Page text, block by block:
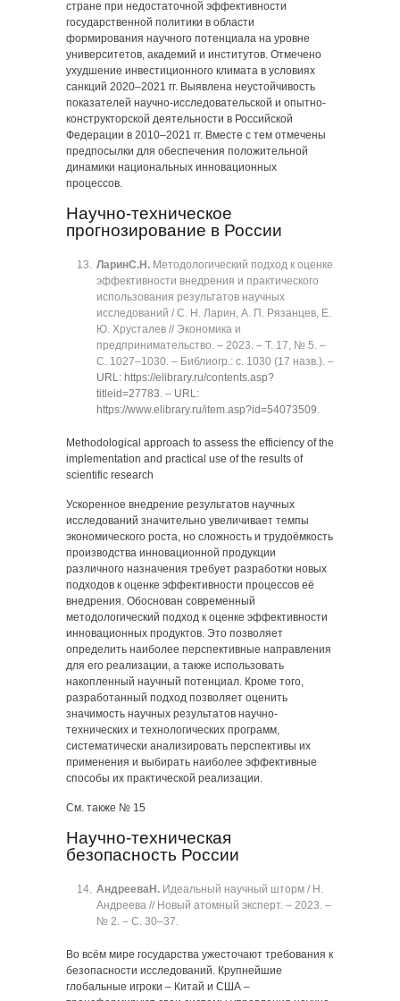
стране при недостаточной эффективности
государственной политики в области
формирования научного потенциала на уровне
университетов, академий и институтов. Отмечено
ухудшение инвестиционного климата в условиях
санкций 2020‒2021 гг. Выявлена неустойчивость
показателей научно-исследовательской и опытно-
конструкторской деятельности в Российской
Федерации в 2010‒2021 гг. Вместе с тем отмечены
предпосылки для обеспечения положительной
динамики национальных инновационных
процессов.
Научно-техническое
прогнозирование в России
ЛаринС.Н. Методологический подход к оценке
эффективности внедрения и практического
использования результатов научных
исследований / С. Н. Ларин, А. П. Рязанцев, Е.
Ю. Хрусталев // Экономика и
предпринимательство. ‒ 2023. ‒ Т. 17, № 5. ‒
C. 1027‒1030. ‒ Библиогр.: с. 1030 (17 назв.). ‒
URL: https://elibrary.ru/contents.asp?
titleid=27783. ‒ URL:
https://www.elibrary.ru/item.asp?id=54073509.
Methodological approach to assess the efficiency of the
implementation and practical use of the results of
scientific research
Ускоренное внедрение результатов научных
исследований значительно увеличивает темпы
экономического роста, но сложность и трудоёмкость
производства инновационной продукции
различного назначения требует разработки новых
подходов к оценке эффективности процессов её
внедрения. Обоснован современный
методологический подход к оценке эффективности
инновационных продуктов. Это позволяет
определить наиболее перспективные направления
для его реализации, а также использовать
накопленный научный потенциал. Кроме того,
разработанный подход позволяет оценить
значимость научных результатов научно-
технических и технологических программ,
систематически анализировать перспективы их
применения и выбирать наиболее эффективные
способы их практической реализации.
См. также № 15
Научно-техническая
безопасность России
АндрееваН. Идеальный научный шторм / Н.
Андреева // Новый атомный эксперт. ‒ 2023. ‒
№ 2. ‒ C. 30‒37.
Во всём мире государства ужесточают требования к
безопасности исследований. Крупнейшие
глобальные игроки ‒ Китай и США ‒